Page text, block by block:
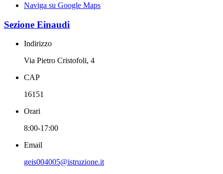
Naviga su Google Maps
Sezione Einaudi
Indirizzo
Via Pietro Cristofoli, 4
CAP
16151
Orari
8:00-17:00
Email
geis004005@istruzione.it